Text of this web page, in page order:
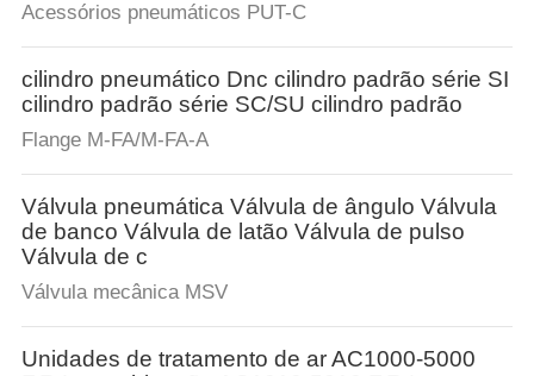
CONTROLE
DE
QUALIDADE
FALE
CONOSCO
PEDIR
UM
Acessórios pneumáticos PUT-C
cilindro pneumático Dnc cilindro padrão série SI
cilindro padrão série SC/SU cilindro padrão
Flange M-FA/M-FA-A
Válvula pneumática Válvula de ângulo Válvula
de banco Válvula de latão Válvula de pulso
Válvula de c
Válvula mecânica MSV
Unidades de tratamento de ar AC1000-5000